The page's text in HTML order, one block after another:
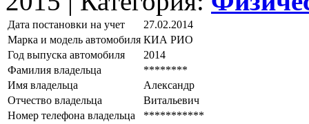
Дата постановки на учет
27.02.2014
Марка и модель автомобиля КИА РИО
Год выпуска автомобиля
2014
Фамилия владельца
********
Имя владельца
Александр
Отчество владельца
Витальевич
Номер телефона владельца
***********